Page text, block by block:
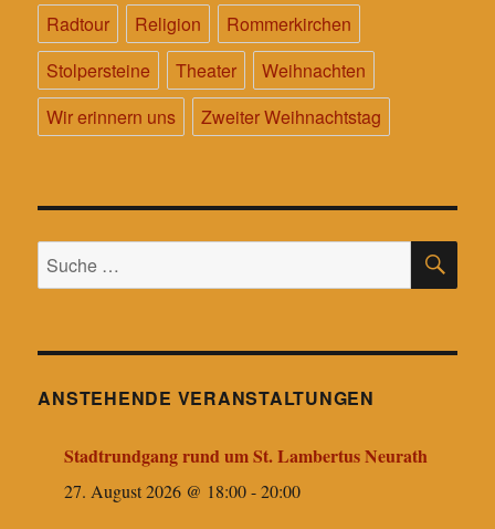
Radtour
Religion
Rommerkirchen
Stolpersteine
Theater
Weihnachten
Wir erinnern uns
Zweiter Weihnachtstag
Suche
nach:
ANSTEHENDE VERANSTALTUNGEN
Stadtrundgang rund um St. Lambertus Neurath
27. August 2026 @ 18:00-20:00